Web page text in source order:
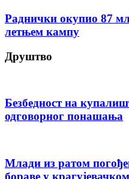
Раднички окупио 87
летњем кампу
Друштво
Безбедност на
одговорног понашања
Млади из ратом
бораве у